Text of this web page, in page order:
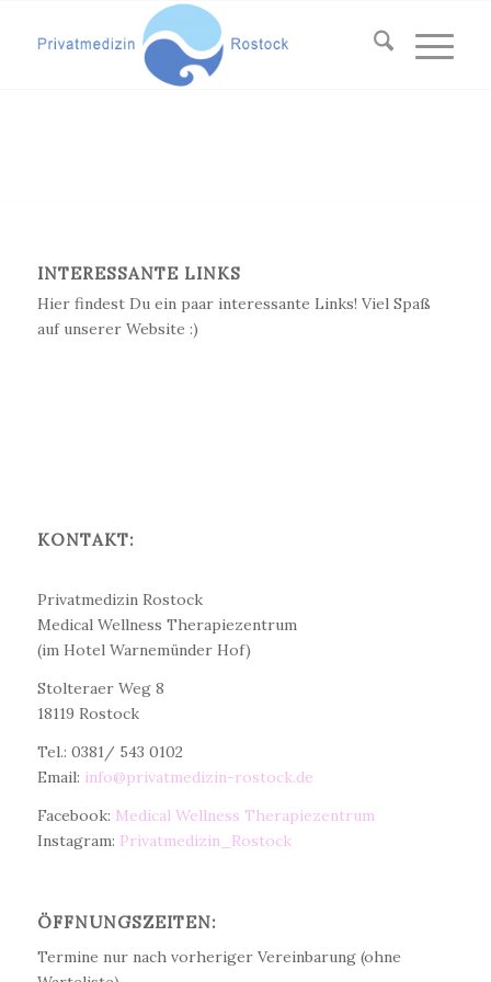
INTERESSANTE LINKS
Hier findest Du ein paar interessante Links! Viel Spaß
auf unserer Website :)
KONTAKT:
Privatmedizin Rostock
Medical Wellness Therapiezentrum
(im Hotel Warnemünder Hof)
Stolteraer Weg 8
18119 Rostock
Tel.: 0381/ 543 0102
Email: info@privatmedizin-rostock.de
Facebook: Medical Wellness Therapiezentrum
Instagram: Privatmedizin_Rostock
ÖFFNUNGSZEITEN:
Termine nur nach vorheriger Vereinbarung (ohne